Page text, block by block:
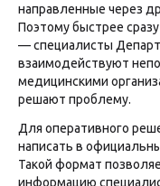
направленные через
Поэтому быстрее
— специалисты
взаимодействуют
медицинскими
решают проблему.
Для оперативного
написать в
Такой формат
информацию